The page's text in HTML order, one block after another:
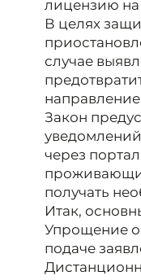
лицензию на
В целях
случае
Закон
через
получать
Итак,
Упрощение
подаче